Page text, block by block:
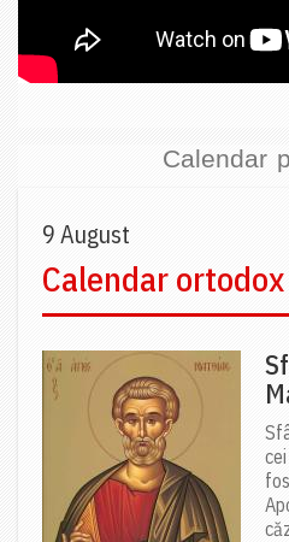
Calendar
9 August
Calendar ortodox